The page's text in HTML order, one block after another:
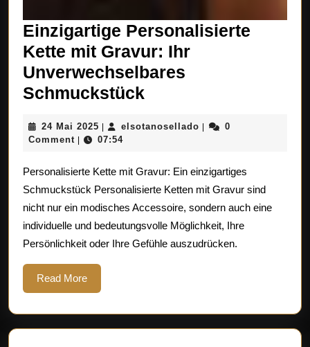
Einzigartige Personalisierte
Kette mit Gravur: Ihr
Unverwechselbares
SchmuckstückEinzigartige
Kette
Gravur:
Ihr
Unverwechselbares
Schmuckstück
24 Mai 2025 24
Mai
elsotanosellado elsotanosellado
0
Comment
07:54
Personalisierte Kette mit Gravur: Ein einzigartiges
Schmuckstück Personalisierte Ketten mit Gravur sind
nicht nur ein modisches Accessoire, sondern auch eine
individuelle und bedeutungsvolle Möglichkeit, Ihre
Persönlichkeit oder Ihre Gefühle auszudrücken.
Read MoreRead
More